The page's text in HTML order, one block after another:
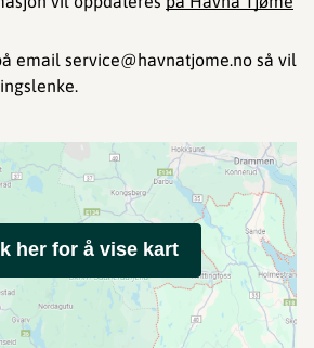
email service@havnatjome.no så vil
her for å vise kart